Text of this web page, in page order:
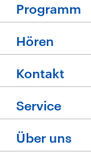
Programm
Die
Neue
Hören
Kontakt
Service
FAQ
Über uns